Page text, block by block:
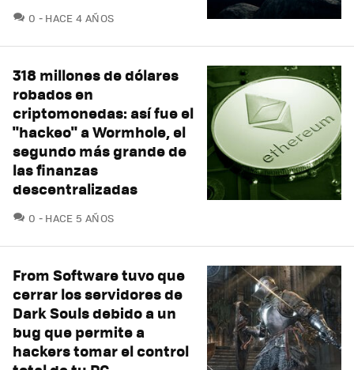
0 COMENTARIOS
HACE 4 AÑOS
318 millones de dólares
robados en
criptomonedas: así fue el
"hackeo" a Wormhole, el
segundo más grande de
las finanzas
descentralizadas
0 COMENTARIOS
HACE 5 AÑOS
From Software tuvo que
cerrar los servidores de
Dark Souls debido a un
bug que permite a
hackers tomar el control